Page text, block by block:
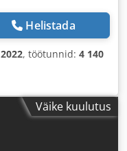
Helistada
2022, töötunnid: 4 140
Väike kuulutus